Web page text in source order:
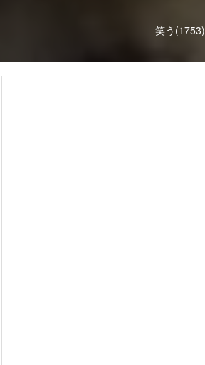
笑う(1753)